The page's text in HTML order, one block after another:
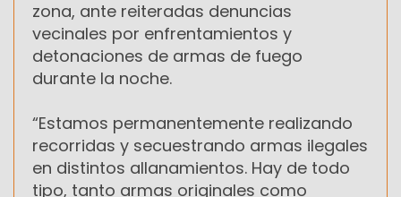
zona, ante reiteradas denuncias
vecinales por enfrentamientos y
detonaciones de armas de fuego
durante la noche.
“Estamos permanentemente realizando
recorridas y secuestrando armas ilegales
en distintos allanamientos. Hay de todo
tipo, tanto armas originales como